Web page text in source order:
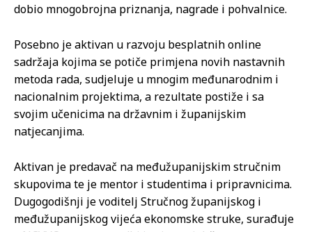
dobio mnogobrojna priznanja, nagrade i pohvalnice.
Posebno je aktivan u razvoju besplatnih online
sadržaja kojima se potiče primjena novih nastavnih
metoda rada, sudjeluje u mnogim međunarodnim i
nacionalnim projektima, a rezultate postiže i sa
svojim učenicima na državnim i županijskim
natjecanjima.
Aktivan je predavač na međužupanijskim stručnim
skupovima te je mentor i studentima i pripravnicima.
Dugogodišnji je voditelj Stručnog županijskog i
međužupanijskog vijeća ekonomske struke, surađuje